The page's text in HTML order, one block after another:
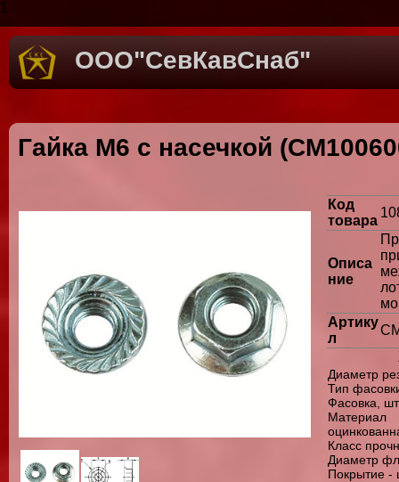
1
ООО"СевКавСнаб"
Гайка M6 с насечкой
Код
товара
Описа
ние
Артику
л
Диаметр
Тип
Фасовка,
Класс
Диаметр
Покрытие -